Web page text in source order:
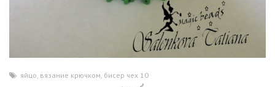
яйцо, вязание крючком, бисер чех 10